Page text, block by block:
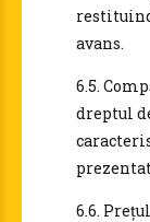
avans.
6.5.
dreptul
6.6.